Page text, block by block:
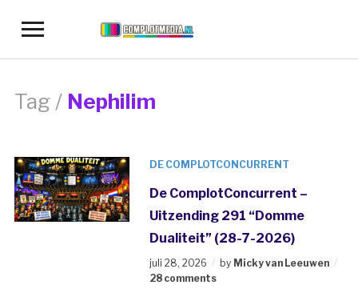
Toggle
navigation
Tag / Nephilim
DE COMPLOTCONCURRENT
De ComplotConcurrent –
Uitzending 291 “Domme
Dualiteit” (28-7-2026)
juli 28, 2026 by Micky van Leeuwen
28 comments